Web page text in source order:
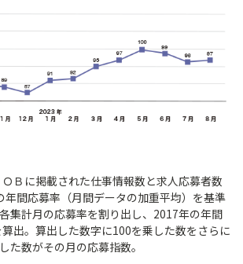
Ｂに掲載された仕事情報数と求人応募者数
年間応募率（月間データの加重平均）を基準
集計月の応募率を割り出し、2017年の年間
出。算出した数字に100を乗した数をさらに
た数がその月の応募指数。